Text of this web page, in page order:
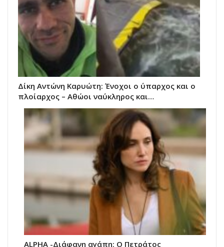
Δίκη Αντώνη Καρυώτη: Ένοχοι ο ύπαρχος και ο
πλοίαρχος – Αθώοι ναύκληρος και…
ALPHA -Διάφανη αγάπη: Ο Πετράτος